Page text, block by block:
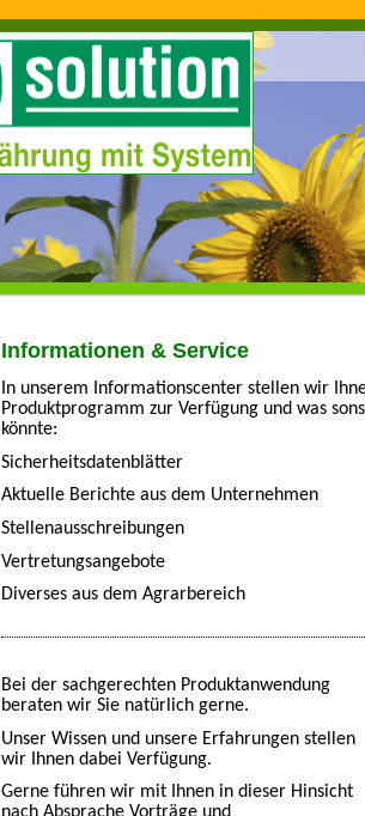
Informationen & Service
In unserem Informationscenter stellen wir
Produktprogramm zur Verfügung und was
könnte:
Sicherheitsdatenblätter
Aktuelle Berichte aus dem Unternehmen
Stellenausschreibungen
Vertretungsangebote
Diverses aus dem Agrarbereich
Bei der sachgerechten Produktanwendung
beraten wir Sie natürlich gerne.
Unser Wissen und unsere Erfahrungen stellen
wir Ihnen dabei Verfügung.
Gerne führen wir mit Ihnen in dieser Hinsicht